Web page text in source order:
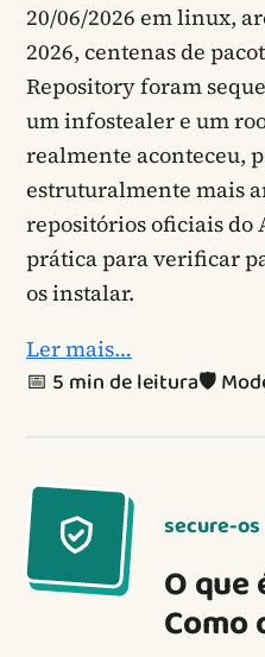
20/06/2026 em linux,
2026, centenas de
Repository foram
um infostealer e um
realmente aconteceu,
estruturalmente mais
repositórios oficiais do
prática para verificar
os instalar.
Ler mais…
📅 5 min de leitura🛡️
secure-os
O
Como